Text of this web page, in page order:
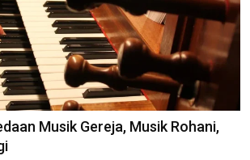
Musik Gereja, Musik Rohani,